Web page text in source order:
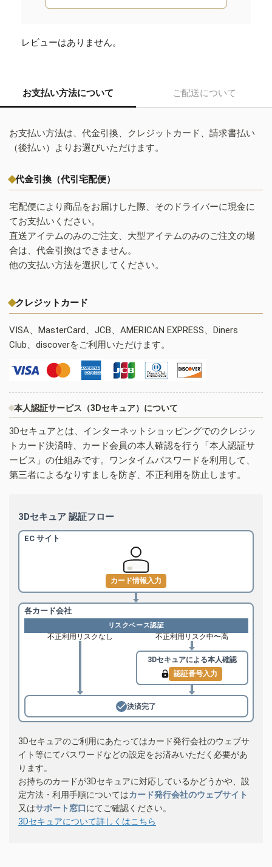
レビューはありません。
お支払い方法について ご配送について
お支払い方法は、代金引換、クレジットカード、請求書払い
（後払い）よりお選びいただけます。
代金引換（代引宅配便）
宅配便により商品をお届けした際、そのドライバーに現金に
てお支払いください。
直送アイテムのみのご注文、大型アイテムのみのご注文の場
合は、代金引換はできません。
他の支払い方法を選択してください。
クレジットカード
VISA、MasterCard、JCB、AMERICAN EXPRESS、Diners
Club、discoverをご利用いただけます。
本人認証サービス（3Dセキュア）について
3Dセキュアとは、インターネットショッピングでのクレジッ
トカード決済時、カード会員の本人確認を行う「本人認証サ
ービス」の仕組みです。ワンタイムパスワードを利用して、
第三者によるなりすましを防ぎ、不正利用を防止します。
3Dセキュア 認証フロー
EC サイト
カード情報入力
各カード会社
リスクベース認証
不正利用リスクなし 不正利用リスク中〜高
3Dセキュアによる本人確認
認証番号入力
決済完了
3Dセキュアのご利用にあたってはカード発行会社のウェブサ
イト等にてパスワードなどの設定をお済みいただく必要があ
ります。
お持ちのカードが3Dセキュアに対応しているかどうかや、設
定方法・利用手順についてはカード発行会社のウェブサイト
又はサポート窓口にてご確認ください。
3Dセキュアについて詳しくはこちら